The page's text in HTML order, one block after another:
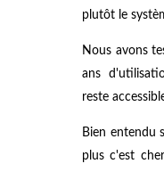
plutôt le
Nous avons
ans
reste
Bien entendu
plus c'est